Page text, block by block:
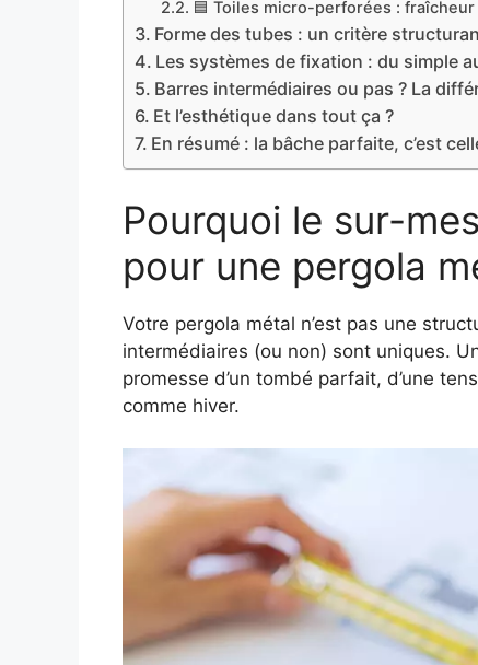
🟦 Toiles micro-perforées :
Forme des tubes : un critère
Les systèmes de fixation : du simple
Barres intermédiaires ou pas ? La
Et l’esthétique dans tout ça ?
En résumé : la bâche parfaite, c’est
Pourquoi le sur-
pour une pergola
Votre pergola métal n’est pas une
intermédiaires (ou non) sont uniques.
promesse d’un tombé parfait, d’une
comme hiver.